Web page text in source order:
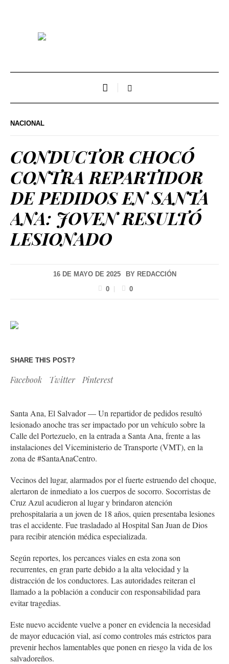
NACIONAL
CONDUCTOR CHOCÓ
CONTRA REPARTIDOR
DE PEDIDOS EN SANTA
ANA: JOVEN RESULTÓ
LESIONADO
16 DE MAYO DE 2025 BY REDACCIÓN
0
0
SHARE THIS POST?
Facebook Twitter Pinterest
Santa Ana, El Salvador — Un repartidor de pedidos resultó
lesionado anoche tras ser impactado por un vehículo sobre la
Calle del Portezuelo, en la entrada a Santa Ana, frente a las
instalaciones del Viceministerio de Transporte (VMT), en la
zona de #SantaAnaCentro.
Vecinos del lugar, alarmados por el fuerte estruendo del choque,
alertaron de inmediato a los cuerpos de socorro. Socorristas de
Cruz Azul acudieron al lugar y brindaron atención
prehospitalaria a un joven de 18 años, quien presentaba lesiones
tras el accidente. Fue trasladado al Hospital San Juan de Dios
para recibir atención médica especializada.
Según reportes, los percances viales en esta zona son
recurrentes, en gran parte debido a la alta velocidad y la
distracción de los conductores. Las autoridades reiteran el
llamado a la población a conducir con responsabilidad para
evitar tragedias.
Este nuevo accidente vuelve a poner en evidencia la necesidad
de mayor educación vial, así como controles más estrictos para
prevenir hechos lamentables que ponen en riesgo la vida de los
salvadoreños.